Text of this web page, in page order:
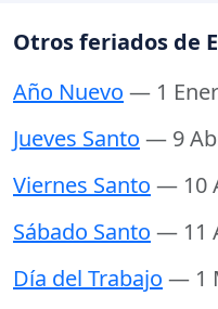
Otros feriados de
Año Nuevo — 1
Jueves Santo — 9
Viernes Santo — 10
Sábado Santo — 11
Día del Trabajo — 1